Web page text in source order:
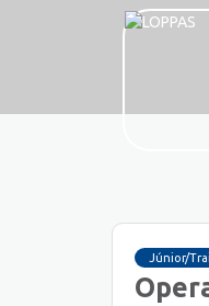
Júnior/